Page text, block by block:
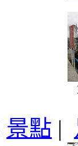
景點 |